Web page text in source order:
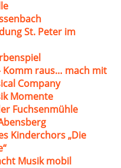
St. Peter im
Komm raus… mach mit
Company
Momente
Fuchsenmühle
Kinderchors „Die
Musik mobil